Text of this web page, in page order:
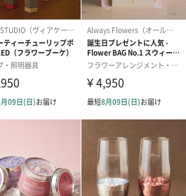
写真付きメッセージカ
ード（Thank you）ピ
ンク（680円）
【誕生日】
Birthday ホワ
刷なし）（